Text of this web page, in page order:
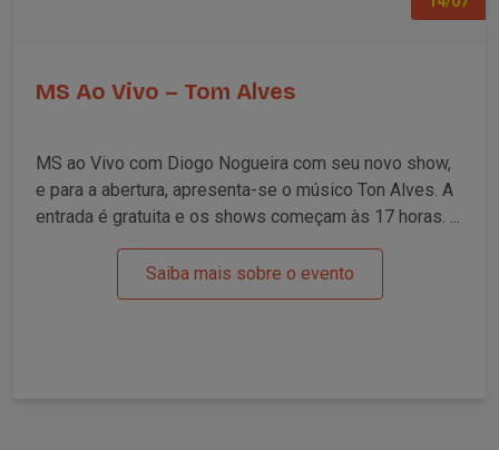
MS Ao Vivo – Tom Alves
MS ao Vivo com Diogo Nogueira com seu novo show,
e para a abertura, apresenta-se o músico Ton Alves. A
entrada é gratuita e os shows começam às 17 horas. ...
Saiba mais sobre o evento